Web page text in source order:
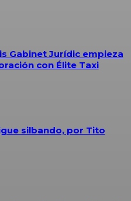
Gabinet Jurídic empieza
con Élite Taxi
silbando, por Tito